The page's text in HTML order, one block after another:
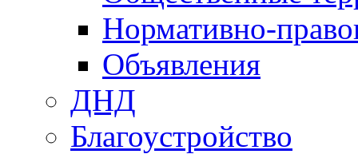
Нормативно-
Объявления
ДНД
Благоустройство